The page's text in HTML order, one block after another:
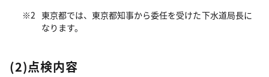
東京都では、東京都知事から委任を受けた下水道局長に
なります。
(2)点検内容